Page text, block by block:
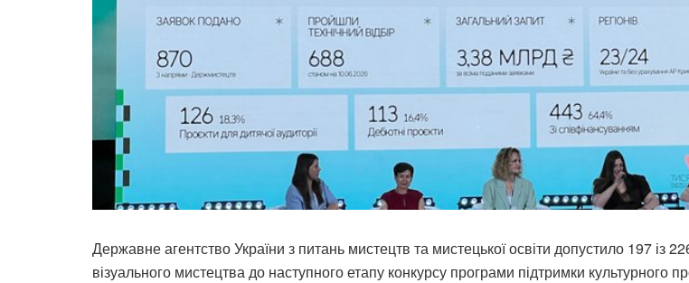
Державне агентство України з питань мистецтв та мистецької освіти допустило 197 із
візуального мистецтва до наступного етапу конкурсу програми підтримки культурного